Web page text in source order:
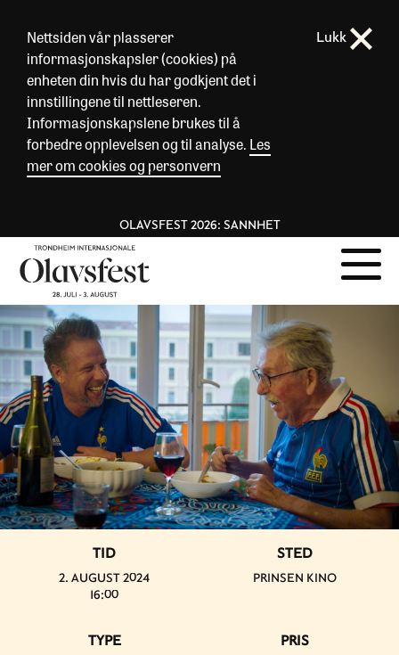
Nettsiden vår plasserer
informasjonskapsler (cookies) på
enheten din hvis du har godkjent det i
innstillingene til nettleseren.
Informasjonskapslene brukes til å
forbedre opplevelsen og til analyse. Les
mer om cookies og personvern
Lukk
OLAVSFEST 2026: SANNHET
TID
2. AUGUST 2024
16:00
STED
PRINSEN KINO
TYPE PRIS